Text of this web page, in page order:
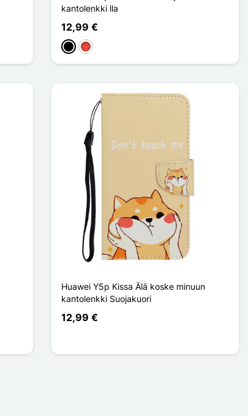
kantolenkki lla
12,99 €
MustaPunainen
Huawei Y5p Kissa Älä koske minuun
kantolenkki Suojakuori
12,99 €